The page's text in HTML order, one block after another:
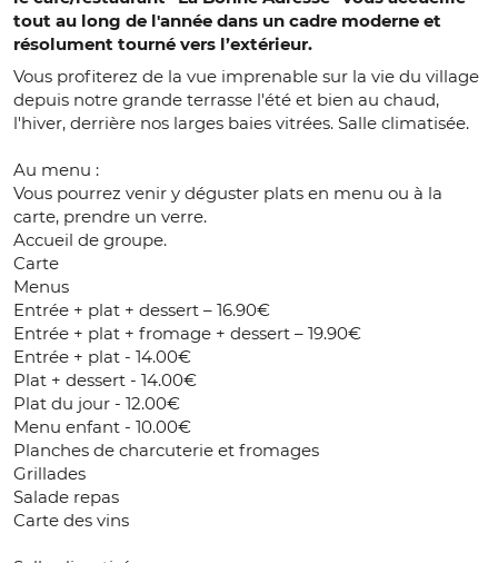
tout au long de l'année dans un cadre moderne et
résolument tourné vers l’extérieur.
Vous profiterez de la vue imprenable sur la vie du village
depuis notre grande terrasse l'été et bien au chaud,
l'hiver, derrière nos larges baies vitrées. Salle climatisée.
Au menu :
Vous pourrez venir y déguster plats en menu ou à la
carte, prendre un verre.
Accueil de groupe.
Carte
Menus
Entrée + plat + dessert – 16.90€
Entrée + plat + fromage + dessert – 19.90€
Entrée + plat - 14.00€
Plat + dessert - 14.00€
Plat du jour - 12.00€
Menu enfant - 10.00€
Planches de charcuterie et fromages
Grillades
Salade repas
Carte des vins